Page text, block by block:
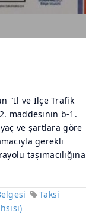
"İl ve İlçe Trafik
maddesinin b-1.
ve şartlara göre
gerekli
taşımacılığına
Taksi